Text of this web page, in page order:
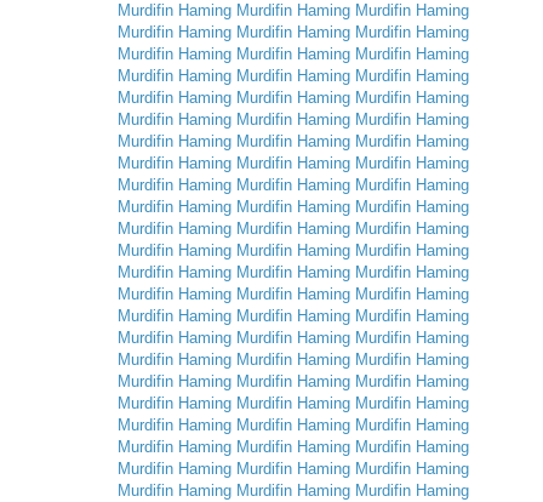
Murdifin Haming Murdifin Haming Murdifin Haming
Murdifin Haming Murdifin Haming Murdifin Haming
Murdifin Haming Murdifin Haming Murdifin Haming
Murdifin Haming Murdifin Haming Murdifin Haming
Murdifin Haming Murdifin Haming Murdifin Haming
Murdifin Haming Murdifin Haming Murdifin Haming
Murdifin Haming Murdifin Haming Murdifin Haming
Murdifin Haming Murdifin Haming Murdifin Haming
Murdifin Haming Murdifin Haming Murdifin Haming
Murdifin Haming Murdifin Haming Murdifin Haming
Murdifin Haming Murdifin Haming Murdifin Haming
Murdifin Haming Murdifin Haming Murdifin Haming
Murdifin Haming Murdifin Haming Murdifin Haming
Murdifin Haming Murdifin Haming Murdifin Haming
Murdifin Haming Murdifin Haming Murdifin Haming
Murdifin Haming Murdifin Haming Murdifin Haming
Murdifin Haming Murdifin Haming Murdifin Haming
Murdifin Haming Murdifin Haming Murdifin Haming
Murdifin Haming Murdifin Haming Murdifin Haming
Murdifin Haming Murdifin Haming Murdifin Haming
Murdifin Haming Murdifin Haming Murdifin Haming
Murdifin Haming Murdifin Haming Murdifin Haming
Murdifin Haming Murdifin Haming Murdifin Haming